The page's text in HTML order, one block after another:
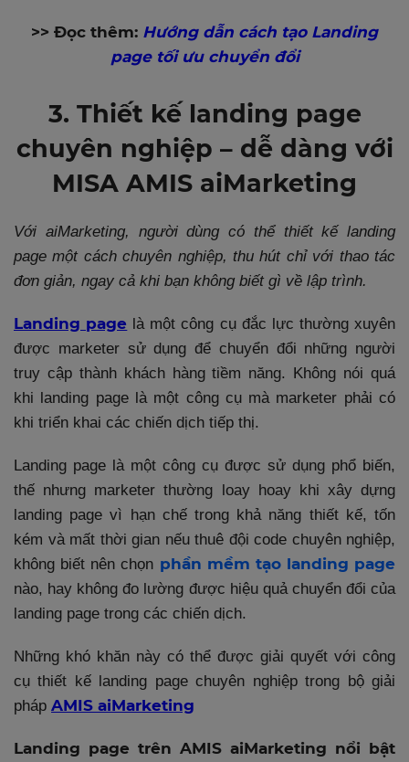
>> Đọc thêm: Hướng dẫn cách tạo Landing
page tối ưu chuyển đổi
3. Thiết kế landing page
chuyên nghiệp – dễ dàng với
MISA AMIS aiMarketing
Với aiMarketing, người dùng có thể thiết kế landing
page một cách chuyên nghiệp, thu hút chỉ với thao tác
đơn giản, ngay cả khi bạn không biết gì về lập trình.
Landing page là một công cụ đắc lực thường xuyên
được marketer sử dụng để chuyển đổi những người
truy cập thành khách hàng tiềm năng. Không nói quá
khi landing page là một công cụ mà marketer phải có
khi triển khai các chiến dịch tiếp thị.
Landing page là một công cụ được sử dụng phổ biến,
thế nhưng marketer thường loay hoay khi xây dựng
landing page vì hạn chế trong khả năng thiết kế, tốn
kém và mất thời gian nếu thuê đội code chuyên nghiệp,
không biết nên chọn phần mềm tạo landing page
nào, hay không đo lường được hiệu quả chuyển đổi của
landing page trong các chiến dịch.
Những khó khăn này có thể được giải quyết với công
cụ thiết kế landing page chuyên nghiệp trong bộ giải
pháp AMIS aiMarketing
Landing page trên AMIS aiMarketing nổi bật